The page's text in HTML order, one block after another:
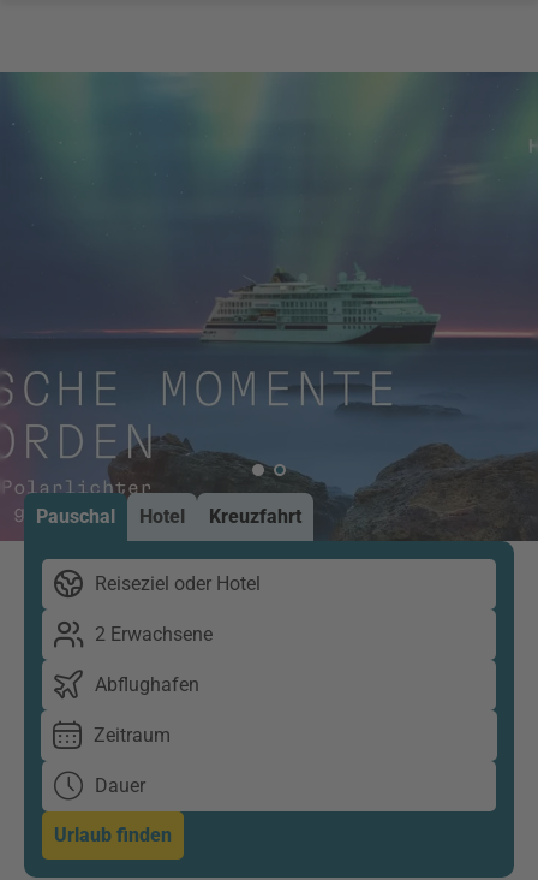
Pauschal Hotel Kreuzfahrt
Reiseziel oder Hotel
2 Erwachsene
Abflughafen
Zeitraum
Dauer
Urlaub finden